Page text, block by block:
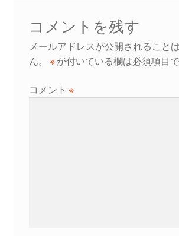
コメントを残す
メールアドレスが公開されること
ん。
※が付いている欄は必須項目
コメント ※